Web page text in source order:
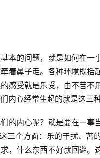
本的问题，就是如何在一
着鼻子走。各种环境概
感受就是乐受，由不苦
内心经常生起的就是这三种
的内心呢？就是要在一
三个方面：乐的干扰、
，什么东西不好就回避